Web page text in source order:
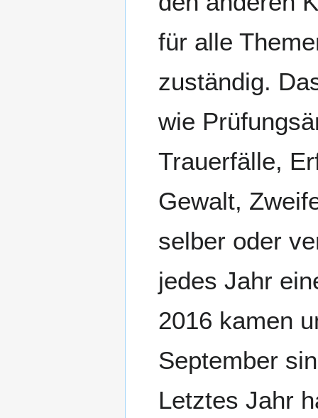
für alle
zuständig.
wie
Trauerfälle,
Gewalt,
selber oder
jedes Jahr
2016 kamen
September
Letztes Jahr